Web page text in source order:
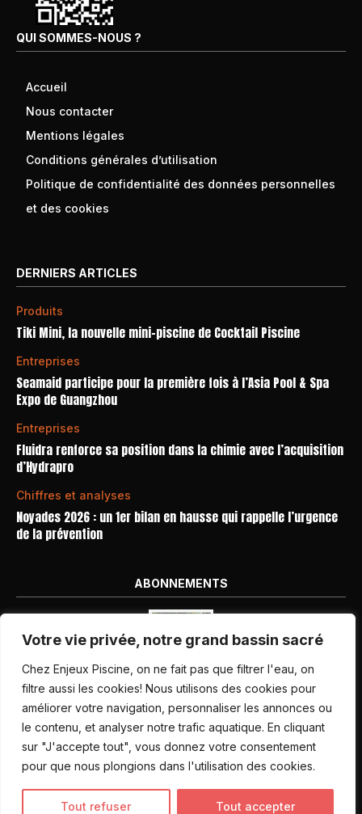
Votre vie privée, notre grand bassin sacré
Chez Enjeux Piscine, on ne fait pas que filtrer l'eau, on
filtre aussi les cookies! Nous utilisons des cookies pour
améliorer votre navigation, personnaliser les annonces ou
le contenu, et analyser notre trafic aquatique. En cliquant
sur "J'accepte tout", vous donnez votre consentement
pour que nous plongions dans l'utilisation des cookies.
Tout refuser Tout accepter
QUI SOMMES-NOUS ?
Accueil
Nous contacter
Mentions légales
Conditions générales d’utilisation
Politique de confidentialité des données personnelles
et des cookies
DERNIERS ARTICLES
Produits
Tiki Mini, la nouvelle mini-piscine de Cocktail Piscine
Entreprises
Seamaid participe pour la première fois à l’Asia Pool & Spa
Expo de Guangzhou
Entreprises
Fluidra renforce sa position dans la chimie avec l’acquisition
d’Hydrapro
Chiffres et analyses
Noyades 2026 : un 1er bilan en hausse qui rappelle l’urgence
de la prévention
ABONNEMENTS
Nos dernières parutions
Abonnement magazine
Inscription newsletter